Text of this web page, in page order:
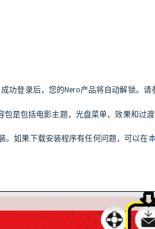
。成功登录后，您的Nero产品将自动
是包括电影主题，光盘菜单，效果和过
如果下载安装程序有任何问题，可以在